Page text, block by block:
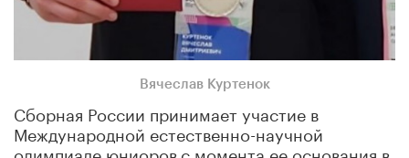
Вячеслав Куртенок
Сборная России принимает участие в
Международной естественно-научной
олимпиаде юниоровс момента ее основания в